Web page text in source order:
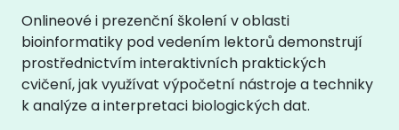
Onlineové i prezenční školení v oblasti
bioinformatiky pod vedením lektorů demonstrují
prostřednictvím interaktivních praktických
cvičení, jak využívat výpočetní nástroje a techniky
k analýze a interpretaci biologických dat.